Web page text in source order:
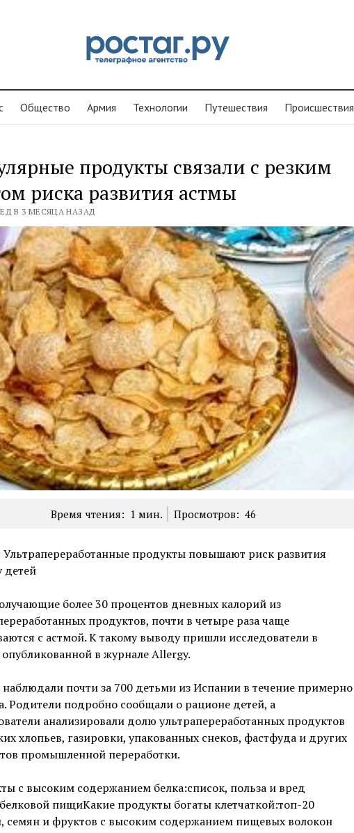
Общество Армия Технологии Путешествия Проиcшествия
продукты связали с резким
риска развития астмы
В 3 МЕСЯЦА НАЗАД
Время чтения: 1 мин. Просмотров: 46
продукты повышают риск развития
детей
более 30 процентов дневных калорий из
продуктов, почти в четыре раза чаще
с астмой. К такому выводу пришли исследователи в
опубликованной в журнале Allergy.
почти за 700 детьми из Испании в течение примерно
Родители подробно сообщали о рационе детей, а
анализировали долю ультрапереработанных продуктов
хлопьев, газировки, упакованных снеков, фастфуда и других
промышленной переработки.
с высоким содержанием белка:список, польза и вред
пищиКакие продукты богаты клетчаткой:топ-20
семян и фруктов с высоким содержанием пищевых волокон